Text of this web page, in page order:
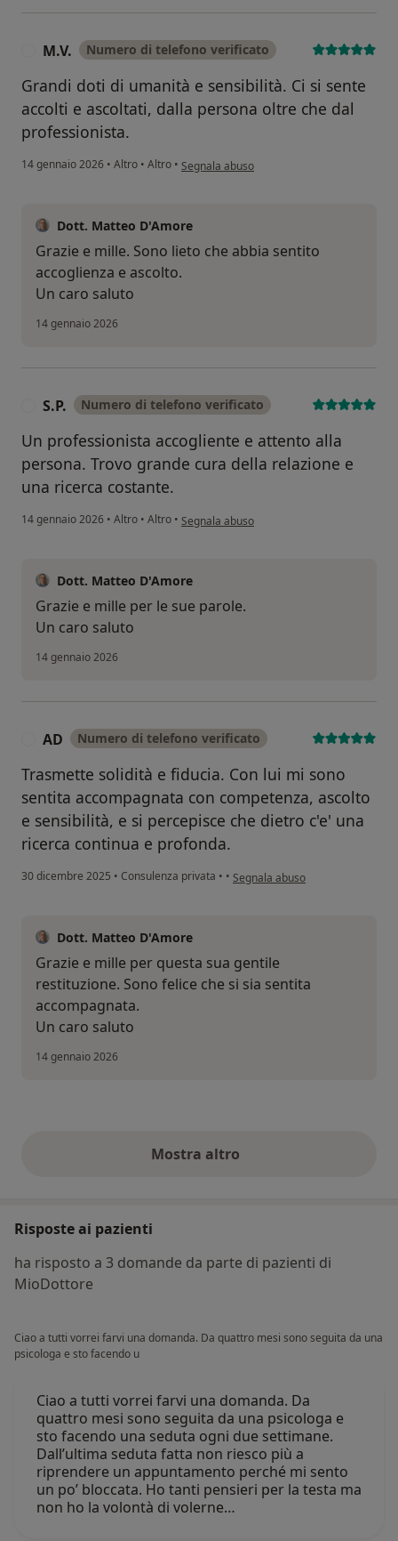
M.V. Numero di telefono verificato
Grandi doti di umanità e sensibilità. Ci si sente
accolti e ascoltati, dalla persona oltre che dal
professionista.
14 gennaio 2026 • Altro • Altro • secondo l'opinione dell'utente M.V.
Segnala abuso
Dott. Matteo D'Amore
Grazie e mille. Sono lieto che abbia sentito
accoglienza e ascolto.
Un caro saluto
14 gennaio 2026
S.P. Numero di telefono verificato
Un professionista accogliente e attento alla
persona. Trovo grande cura della relazione e
una ricerca costante.
14 gennaio 2026 • Altro • Altro • secondo l'opinione dell'utente S.P.
Segnala abuso
Dott. Matteo D'Amore
Grazie e mille per le sue parole.
Un caro saluto
14 gennaio 2026
AD Numero di telefono verificato
Trasmette solidità e fiducia. Con lui mi sono
sentita accompagnata con competenza, ascolto
e sensibilità, e si percepisce che dietro c'e' una
ricerca continua e profonda.
30 dicembre 2025 • Consulenza privata • • secondo l'opinione dell'utente AD
Segnala abuso
Dott. Matteo D'Amore
Grazie e mille per questa sua gentile
restituzione. Sono felice che si sia sentita
accompagnata.
Un caro saluto
14 gennaio 2026
Mostra altroopinioni di cui sopra
Risposte ai pazienti
ha risposto a 3 domande da parte di pazienti di
MioDottore
Ciao a tutti vorrei farvi una domanda. Da quattro mesi sono seguita da una
psicologa e sto facendo u
Ciao a tutti vorrei farvi una domanda. Da
quattro mesi sono seguita da una psicologa e
sto facendo una seduta ogni due settimane.
Dall’ultima seduta fatta non riesco più a
riprendere un appuntamento perché mi sento
un po’ bloccata. Ho tanti pensieri per la testa ma
non ho la volontà di volerne…